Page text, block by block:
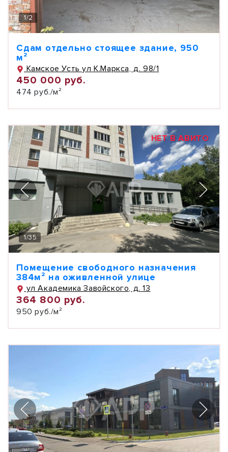
1/2
Сдам отдельно стоящее здание, 950
м²
Камское Усть ул К.Маркса, д. 98/1
450 000 руб.
474 руб./м²
НЕТ В АВИТО
1/35
Помещение свободного назначения
384м² на оживленной улице
ул Академика Завойского, д. 13
364 800 руб.
950 руб./м²